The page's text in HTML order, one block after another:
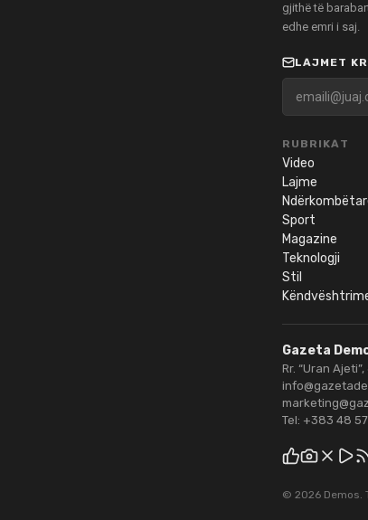
gjithë të
edhe emri i saj.
LAJMET
RUBRIKAT
Video
Lajme
Sport
Magazine
Teknologji
Stil
Gazeta
Rr. “Uran
Tel: +383 48
© 2026 Demos.